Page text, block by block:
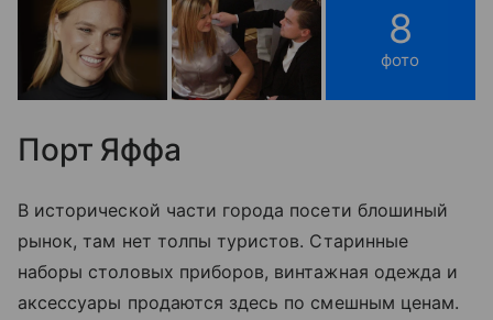
8
фото
Порт Яффа
В исторической части города посети блошиный
рынок, там нет толпы туристов. Старинные
наборы столовых приборов, винтажная одежда и
аксессуары продаются здесь по смешным ценам.